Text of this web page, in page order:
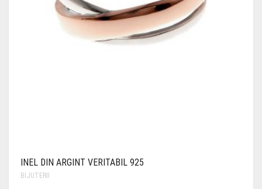
INEL DIN ARGINT VERITABIL 925
BIJUTERII